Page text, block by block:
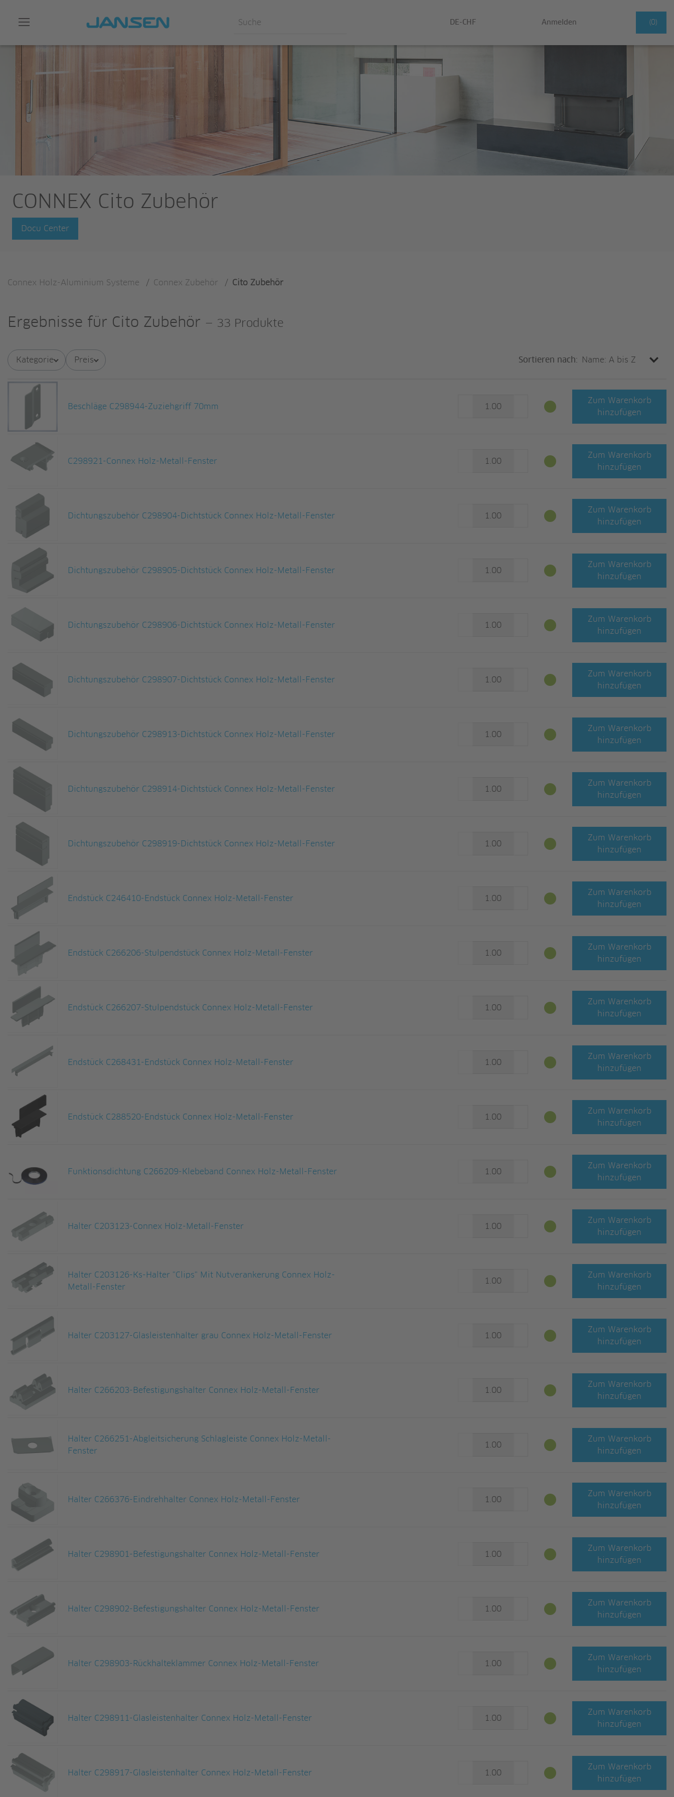
DE-CHF Anmelden (0)
CONNEX Cito Zubehör
Docu Center
Connex Holz-Aluminium Systeme / Connex Zubehör / Cito Zubehör
Ergebnisse für Cito Zubehör — 33 Produkte
Kategorie Preis Sortieren nach:
Beschläge C298944-Zuziehgriff 70mm
Zum Warenkorb
hinzufügen
C298921-Connex Holz-Metall-Fenster
Zum Warenkorb
hinzufügen
Dichtungszubehör C298904-Dichtstück Connex Holz-Metall-Fenster
Zum Warenkorb
hinzufügen
Dichtungszubehör C298905-Dichtstück Connex Holz-Metall-Fenster
Zum Warenkorb
hinzufügen
Dichtungszubehör C298906-Dichtstück Connex Holz-Metall-Fenster
Zum Warenkorb
hinzufügen
Dichtungszubehör C298907-Dichtstück Connex Holz-Metall-Fenster
Zum Warenkorb
hinzufügen
Dichtungszubehör C298913-Dichtstück Connex Holz-Metall-Fenster
Zum Warenkorb
hinzufügen
Dichtungszubehör C298914-Dichtstück Connex Holz-Metall-Fenster
Zum Warenkorb
hinzufügen
Dichtungszubehör C298919-Dichtstück Connex Holz-Metall-Fenster
Zum Warenkorb
hinzufügen
Endstück C246410-Endstück Connex Holz-Metall-Fenster
Zum Warenkorb
hinzufügen
Endstück C266206-Stulpendstück Connex Holz-Metall-Fenster
Zum Warenkorb
hinzufügen
Endstück C266207-Stulpendstück Connex Holz-Metall-Fenster
Zum Warenkorb
hinzufügen
Endstück C268431-Endstück Connex Holz-Metall-Fenster
Zum Warenkorb
hinzufügen
Endstück C288520-Endstück Connex Holz-Metall-Fenster
Zum Warenkorb
hinzufügen
Funktionsdichtung C266209-Klebeband Connex Holz-Metall-Fenster
Zum Warenkorb
hinzufügen
Halter C203123-Connex Holz-Metall-Fenster
Zum Warenkorb
hinzufügen
Halter C203126-Ks-Halter "Clips" Mit Nutverankerung Connex Holz-
Metall-Fenster
Zum Warenkorb
hinzufügen
Halter C203127-Glasleistenhalter grau Connex Holz-Metall-Fenster
Zum Warenkorb
hinzufügen
Halter C266203-Befestigungshalter Connex Holz-Metall-Fenster
Zum Warenkorb
hinzufügen
Halter C266251-Abgleitsicherung Schlagleiste Connex Holz-Metall-
Fenster
Zum Warenkorb
hinzufügen
Halter C266376-Eindrehhalter Connex Holz-Metall-Fenster
Zum Warenkorb
hinzufügen
Halter C298901-Befestigungshalter Connex Holz-Metall-Fenster
Zum Warenkorb
hinzufügen
Halter C298902-Befestigungshalter Connex Holz-Metall-Fenster
Zum Warenkorb
hinzufügen
Halter C298903-Rückhalteklammer Connex Holz-Metall-Fenster
Zum Warenkorb
hinzufügen
Halter C298911-Glasleistenhalter Connex Holz-Metall-Fenster
Zum Warenkorb
hinzufügen
Halter C298917-Glasleistenhalter Connex Holz-Metall-Fenster
Zum Warenkorb
hinzufügen